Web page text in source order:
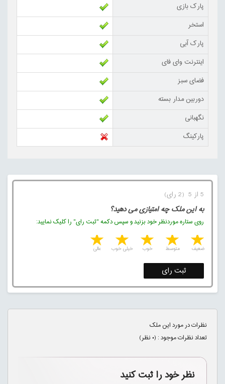
پارک بازی
استخر
پارک آبی
اینترنت وای فای
فضای سبز
دوربین مدار بسته
نگهبانی
پارکینگ
5 از 5 (2 رای)
به این ملک چه امتیازی می دهید؟
روی ستاره موردنظر خود بزنید و سپس دکمه "ثبت رای" را کلیک نمایید:
4 stars 3 stars 2 stars 1 star عالی خیلی خوب خوب متوسط ضعیف
ثبت رای
نظرات در مورد این ملک
تعداد نظرات موجود : (۰نظر)
نظر خود را ثبت کنید